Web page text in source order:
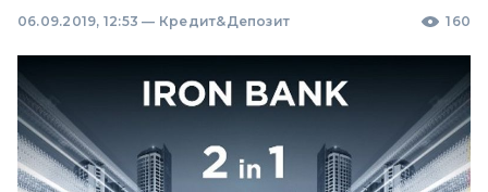
06.09.2019, 12:53 — Кредит&Депозит 160